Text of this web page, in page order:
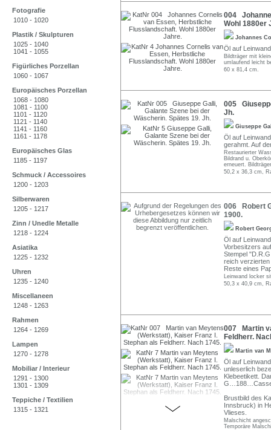
Fotografie
1010 - 1020
Plastik / Skulpturen
1025 - 1040
1041 - 1055
Figürliches Porzellan
1060 - 1067
Europäisches Porzellan
1068 - 1080
1081 - 1100
1101 - 1120
1121 - 1140
1141 - 1160
1161 - 1178
Europäisches Glas
1185 - 1197
Schmuck / Accessoires
1200 - 1203
Silberwaren
1205 - 1217
Zinn / Unedle Metalle
1218 - 1224
Asiatika
1225 - 1232
Uhren
1235 - 1240
Miscellaneen
1248 - 1263
Rahmen
1264 - 1269
Lampen
1270 - 1278
Mobiliar / Interieur
1291 - 1300
1301 - 1309
Teppiche / Textilien
1315 - 1321
004
Wohl 1880er
Johannes
Öl auf
Bildträger mit
umlaufend leicht
60 x 81,4 cm.
005
Jh.
Giuseppe
Öl auf
gerahmt. Auf
Restaurierter
Bildrand u.
erneuert.
50,2 x 36,3 cm,
006 Robert
1900.
Robert
Öl auf
Vorbesitzers
Stempel
reich
Reste eines
Leinwand locker
50,3 x 40,9 cm,
007 Martin
Feldherr.
Martin van
Öl auf
unleserlich
Klebeetikett.
G…188…Cassel
Brustbild des
Innsbruck) in
Vlieses.
Malschicht
Temporäre